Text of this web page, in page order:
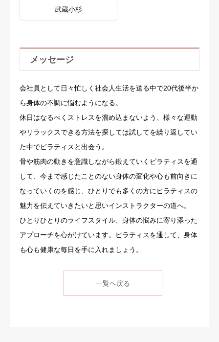
武蔵小杉
メッセージ
会社員として日々忙しく社会人生活を送る中で20代後半か
ら身体の不調に悩むようになる。
休日はなるべくストレスを溜め込まないよう、様々な運動
やリラックスできる方法を探しては試してを繰り返してい
た中でピラティスと出会う。
骨や筋肉の動きを意識しながら鍛えていくピラティスを通
して、今まで感じたことのない身体の変化や心も前向きに
なっていくのを感じ、ひとりでも多くの方にピラティスの
魅力を伝えていきたいと思いインストラクターの道へ。
ひとりひとりのライフスタイル、身体の悩みに寄り添った
アプローチを心がけています。ピラティスを通して、身体
も心も健康な毎日を手に入れましょう。
一覧へ戻る